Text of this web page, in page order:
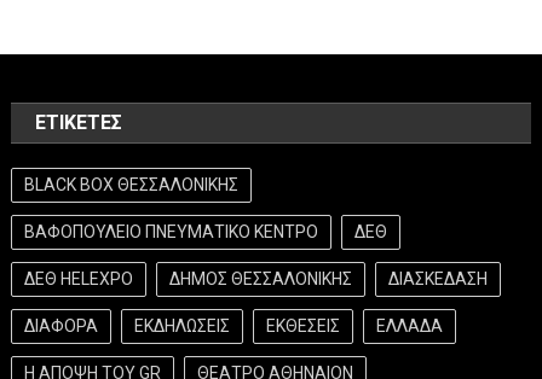
ΕΤΙΚΈΤΕΣ
BLACK BOX ΘΕΣΣΑΛΟΝΙΚΗΣ
ΒΑΦΟΠΟΥΛΕΙΟ ΠΝΕΥΜΑΤΙΚΟ ΚΕΝΤΡΟ ΔΕΘ
ΔΕΘ HELEXPO ΔΗΜΟΣ ΘΕΣΣΑΛΟΝΙΚΗΣ ΔΙΑΣΚΕΔΑΣΗ
ΔΙΑΦΟΡΑ ΕΚΔΗΛΩΣΕΙΣ ΕΚΘΕΣΕΙΣ ΕΛΛΑΔΑ
Η ΑΠΟΨΗ ΤΟΥ GR ΘΕΑΤΡΟ ΑΘΗΝΑΙΟΝ